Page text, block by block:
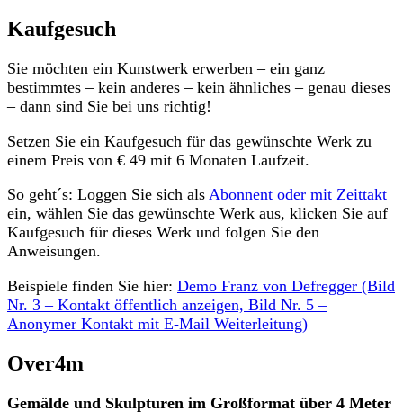
Kaufgesuch
Sie möchten ein Kunstwerk erwerben – ein ganz
bestimmtes – kein anderes – kein ähnliches – genau dieses
– dann sind Sie bei uns richtig!
Setzen Sie ein Kaufgesuch für das gewünschte Werk zu
einem Preis von € 49 mit 6 Monaten Laufzeit.
So geht´s: Loggen Sie sich als Abonnent oder mit Zeittakt
ein, wählen Sie das gewünschte Werk aus, klicken Sie auf
Kaufgesuch für dieses Werk und folgen Sie den
Anweisungen.
Beispiele finden Sie hier: Demo Franz von Defregger (Bild
Nr. 3 – Kontakt öffentlich anzeigen, Bild Nr. 5 –
Anonymer Kontakt mit E-Mail Weiterleitung)
Over4m
Gemälde und Skulpturen im Großformat über 4 Meter